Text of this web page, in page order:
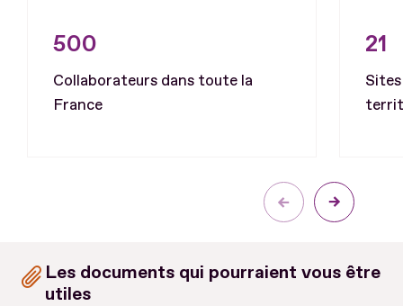
500
Collaborateurs dans toute la
France
21
Les documents qui pourraient vous être
utiles